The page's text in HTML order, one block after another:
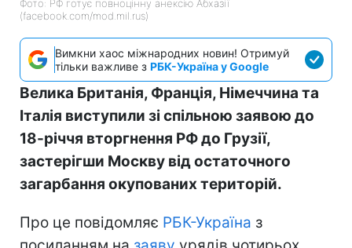
Фото: РФ готує повноцінну анексію Абхазії
(facebook.com/mod.mil.rus)
Вимкни хаос міжнародних новин! Отримуй
тільки важливе з РБК-Україна у Google
Велика Британія, Франція, Німеччина та
Італія виступили зі спільною заявою до
18-річчя вторгнення РФ до Грузії,
застерігши Москву від остаточного
загарбання окупованих територій.
Про це повідомляє РБК-Україна з